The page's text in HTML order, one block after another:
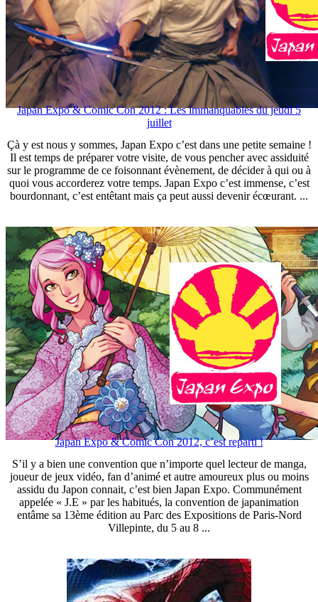
Japan Expo & Comic Con 2012 : Les immanquables du jeudi 5
juillet
Çà y est nous y sommes, Japan Expo c’est dans une petite semaine !
Il est temps de préparer votre visite, de vous pencher avec assiduité
sur le programme de ce foisonnant évènement, de décider à qui ou à
quoi vous accorderez votre temps. Japan Expo c’est immense, c’est
bourdonnant, c’est entêtant mais ça peut aussi devenir écœurant. ...
Japan Expo & Comic Con 2012, c’est reparti !
S’il y a bien une convention que n’importe quel lecteur de manga,
joueur de jeux vidéo, fan d’animé et autre amoureux plus ou moins
assidu du Japon connait, c’est bien Japan Expo. Communément
appelée « J.E » par les habitués, la convention de japanimation
entâme sa 13ème édition au Parc des Expositions de Paris-Nord
Villepinte, du 5 au 8 ...